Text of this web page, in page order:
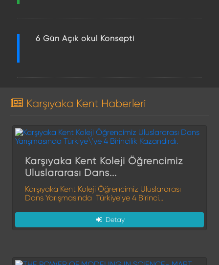
6 Gün Açık okul Konsepti
Karşıyaka Kent Haberleri
Karşıyaka Kent Koleji Öğrencimiz
Uluslararası Dans...
Karşıyaka Kent Koleji Öğrencimiz Uluslararası
Dans Yarışmasında Türkiye'ye 4 Birinci...
Detay